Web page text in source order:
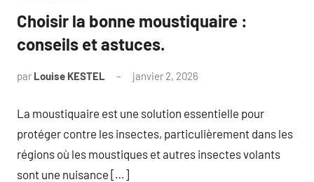
Choisir la bonne moustiquaire :
conseils et astuces.
par Louise KESTEL janvier 2, 2026
La moustiquaire est une solution essentielle pour
protéger contre les insectes, particulièrement dans les
régions où les moustiques et autres insectes volants
sont une nuisance […]